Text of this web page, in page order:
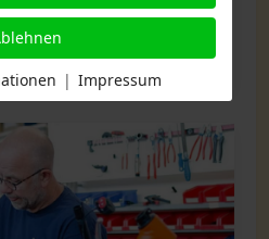
bei Münster
de Ville
| Impressum